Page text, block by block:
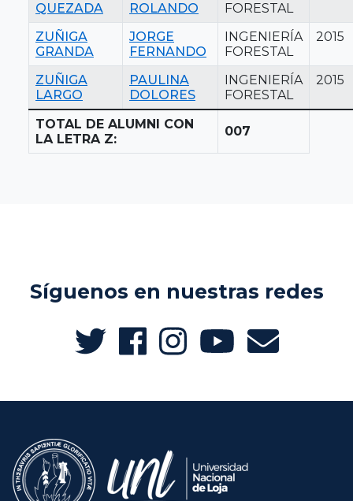
QUEZADA
ROLANDO
FORESTAL
ZUÑIGA
GRANDA
JORGE
FERNANDO
INGENIERÍA
FORESTAL
2015
ZUÑIGA
LARGO
PAULINA
DOLORES
INGENIERÍA
FORESTAL
2015
TOTAL DE ALUMNI CON
LA LETRA Z:
007
Síguenos en nuestras redes